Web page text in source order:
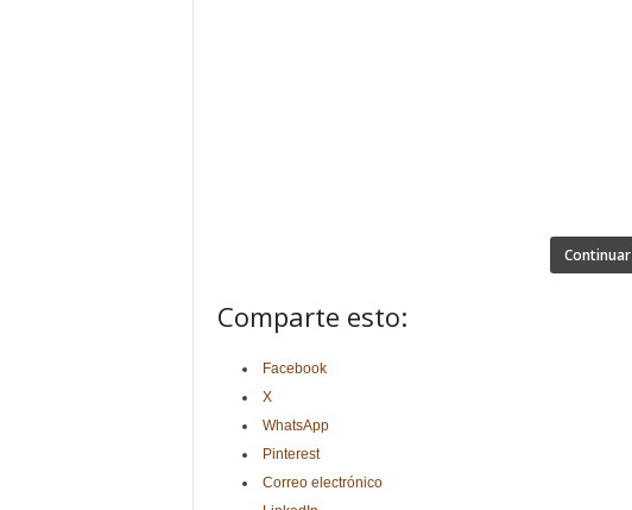
Continuar
Comparte esto:
Facebook
X
WhatsApp
Pinterest
Correo electrónico